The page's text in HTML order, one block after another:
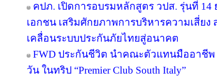
คปภ. เปิดการอบรมหลักสูตร วปส. รุ่นที่ 14
เอกชน เสริมศักยภาพการบริหารความเสี่ยง ส
เคลื่อนระบบประกันภัยไทยสู่อนาคต
FWD ประกันชีวิต นำคณะตัวแทนมืออาชี
วัน ในทริป “Premier Club South Italy”